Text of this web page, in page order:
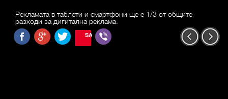
Рекламата в таблети и смартфони ще е 1/3 от общите
разходи за дигитална реклама.
SAVE